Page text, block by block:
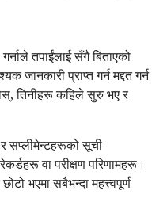
तपाईंलाई सँगै बिताएको
जानकारी प्राप्त गर्न मद्दत गर्न
तिनीहरू कहिले सुरु भए र
सप्लीमेन्टहरूको सूची
वा परीक्षण परिणामहरू।
भएमा सबैभन्दा महत्त्वपूर्ण